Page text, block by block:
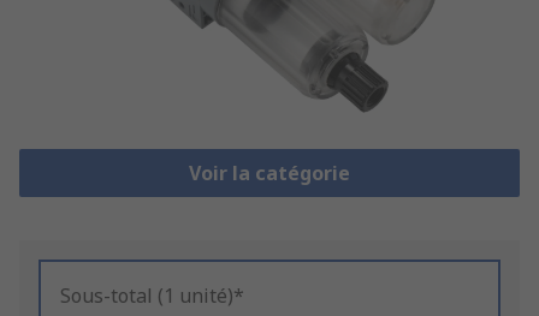
Voir la catégorie
Sous-total (1 unité)*